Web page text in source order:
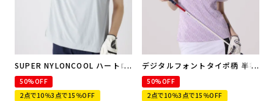
SUPER NYLONCOOL ハートロ
ゴデザイン半袖シャツ | 吸汗速
乾、UVカット、接触冷感
50%OFF
2点で10％3点で15％OFF
デジタルフォントタイポ柄 半袖
シャツ | 吸汗速乾、UVカット
50%OFF
2点で10％3点で15％OFF